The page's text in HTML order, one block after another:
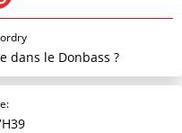
dans le Donbass ?